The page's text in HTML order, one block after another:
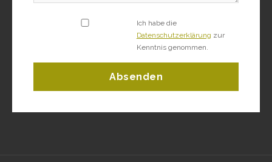
Ich habe die
Datenschutzerklärung zur
Kenntnis genommen.
Absenden